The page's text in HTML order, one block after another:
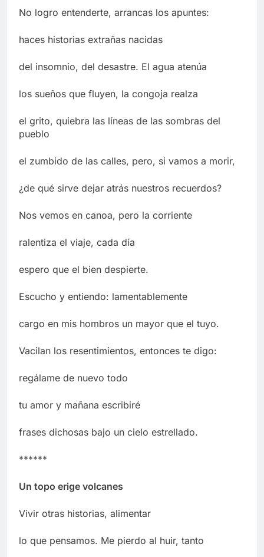
No logro entenderte, arrancas los apuntes:
haces historias extrañas nacidas
del insomnio, del desastre. El agua atenúa
los sueños que fluyen, la congoja realza
el grito, quiebra las líneas de las sombras del
pueblo
el zumbido de las calles, pero, si vamos a morir,
¿de qué sirve dejar atrás nuestros recuerdos?
Nos vemos en canoa, pero la corriente
ralentiza el viaje, cada día
espero que el bien despierte.
Escucho y entiendo: lamentablemente
cargo en mis hombros un mayor que el tuyo.
Vacilan los resentimientos, entonces te digo:
regálame de nuevo todo
tu amor y mañana escribiré
frases dichosas bajo un cielo estrellado.
******
Un topo erige volcanes
Vivir otras historias, alimentar
lo que pensamos. Me pierdo al huir, tanto